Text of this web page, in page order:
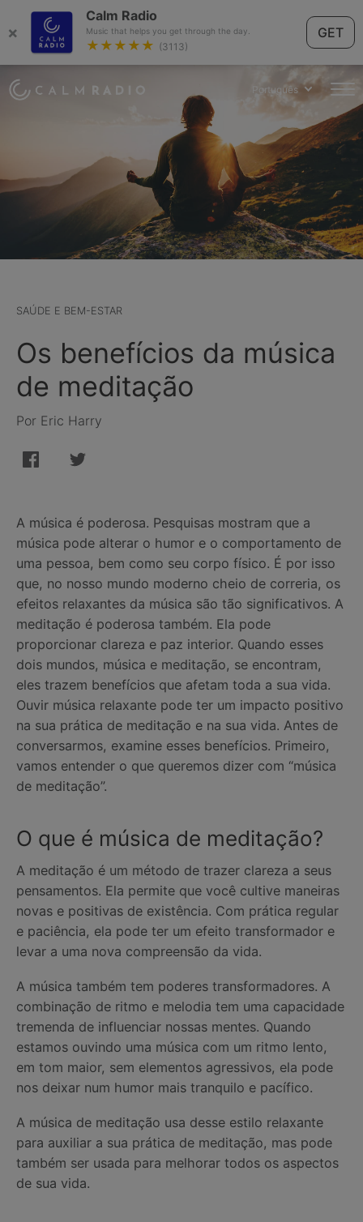
×
Calm Radio
Music that helps you get through the day.
★★★★★ (3113)
GET
Português
SAÚDE E BEM-ESTAR
Os benefícios da música
de meditação
Por Eric Harry
A música é poderosa. Pesquisas mostram que a
música pode alterar o humor e o comportamento de
uma pessoa, bem como seu corpo físico. É por isso
que, no nosso mundo moderno cheio de correria, os
efeitos relaxantes da música são tão significativos. A
meditação é poderosa também. Ela pode
proporcionar clareza e paz interior. Quando esses
dois mundos, música e meditação, se encontram,
eles trazem benefícios que afetam toda a sua vida.
Ouvir música relaxante pode ter um impacto positivo
na sua prática de meditação e na sua vida. Antes de
conversarmos, examine esses benefícios. Primeiro,
vamos entender o que queremos dizer com “música
de meditação”.
O que é música de meditação?
A meditação é um método de trazer clareza a seus
pensamentos. Ela permite que você cultive maneiras
novas e positivas de existência. Com prática regular
e paciência, ela pode ter um efeito transformador e
levar a uma nova compreensão da vida.
A música também tem poderes transformadores. A
combinação de ritmo e melodia tem uma capacidade
tremenda de influenciar nossas mentes. Quando
estamos ouvindo uma música com um ritmo lento,
em tom maior, sem elementos agressivos, ela pode
nos deixar num humor mais tranquilo e pacífico.
A música de meditação usa desse estilo relaxante
para auxiliar a sua prática de meditação, mas pode
também ser usada para melhorar todos os aspectos
de sua vida.